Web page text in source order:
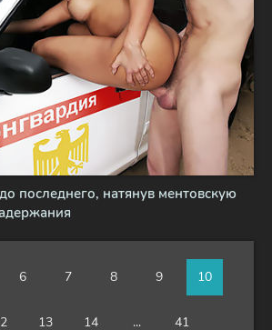
последнего, натянув ментовскую
6 7 8 9 10
13 14 ... 41